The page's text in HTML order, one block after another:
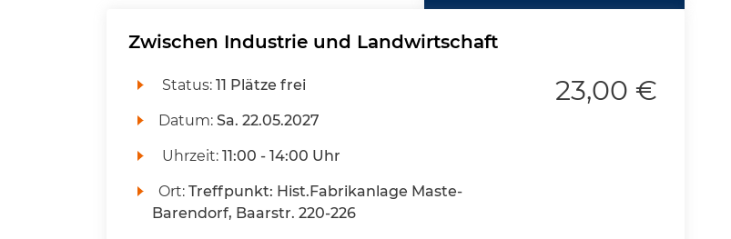
Zwischen Industrie und Landwirtschaft
Status: 11 Plätze frei
Datum: Sa. 22.05.2027
Uhrzeit: 11:00 - 14:00 Uhr
Ort: Treffpunkt: Hist.Fabrikanlage Maste-
Barendorf, Baarstr. 220-226
23,00 €